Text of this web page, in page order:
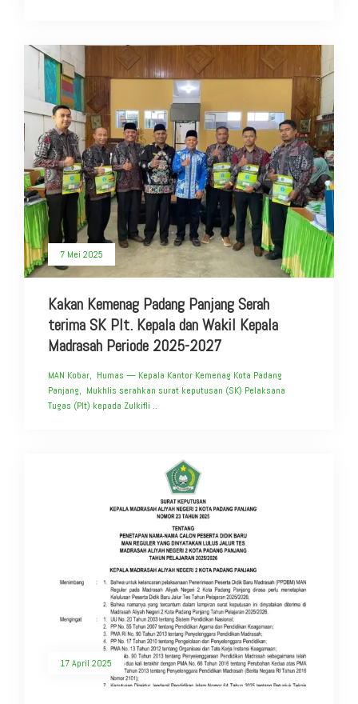
7 Mei 2025
Kakan Kemenag Padang Panjang Serah
terima SK Plt. Kepala dan Wakil Kepala
Madrasah Periode 2025-2027
MAN Kobar, Humas — Kepala Kantor Kemenag Kota Padang
Panjang, Mukhlis serahkan surat keputusan (SK) Pelaksana
Tugas (Plt) kepada Zulkifli ..
17 April 2025